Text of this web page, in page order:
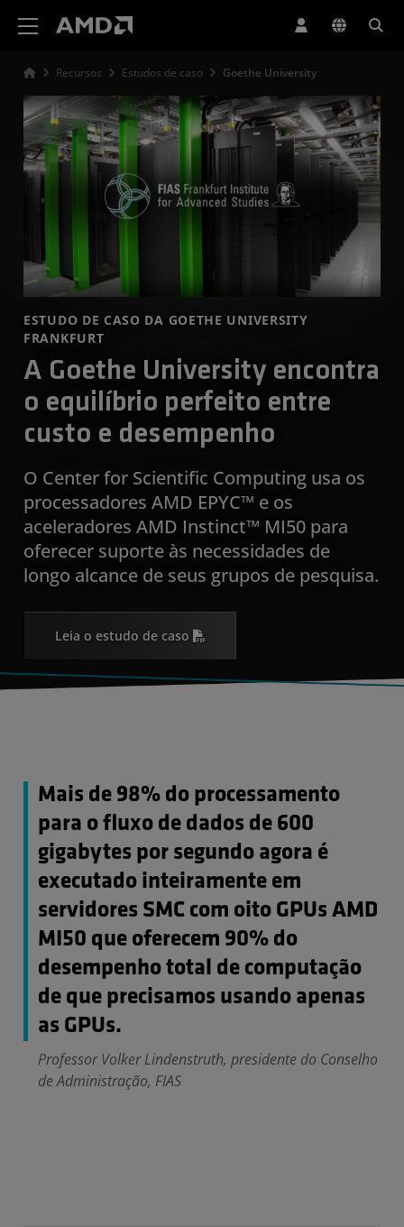
Recursos Estudos de caso Goethe University
ESTUDO DE CASO DA GOETHE UNIVERSITY
FRANKFURT
A Goethe University encontra
o equilíbrio perfeito entre
custo e desempenho
O Center for Scientific Computing usa os
processadores AMD EPYC™ e os
aceleradores AMD Instinct™ MI50 para
oferecer suporte às necessidades de
longo alcance de seus grupos de pesquisa.
Leia o estudo de caso
Mais de 98% do processamento
para o fluxo de dados de 600
gigabytes por segundo agora é
executado inteiramente em
servidores SMC com oito GPUs AMD
MI50 que oferecem 90% do
desempenho total de computação
de que precisamos usando apenas
as GPUs.
Professor Volker Lindenstruth, presidente do Conselho
de Administração, FIAS